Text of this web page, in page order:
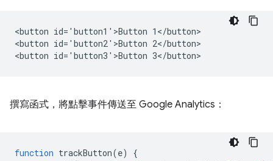
<button id='button1'>Button 1</button>
<button id='button2'>Button 2</button>
撰寫函式，將點擊事件傳送至 Google Analytics：
function trackButton(e)
{